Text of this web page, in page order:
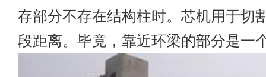
存部分不存在结构柱时。芯机用于切
段距离。毕竟，靠近环梁的部分是一